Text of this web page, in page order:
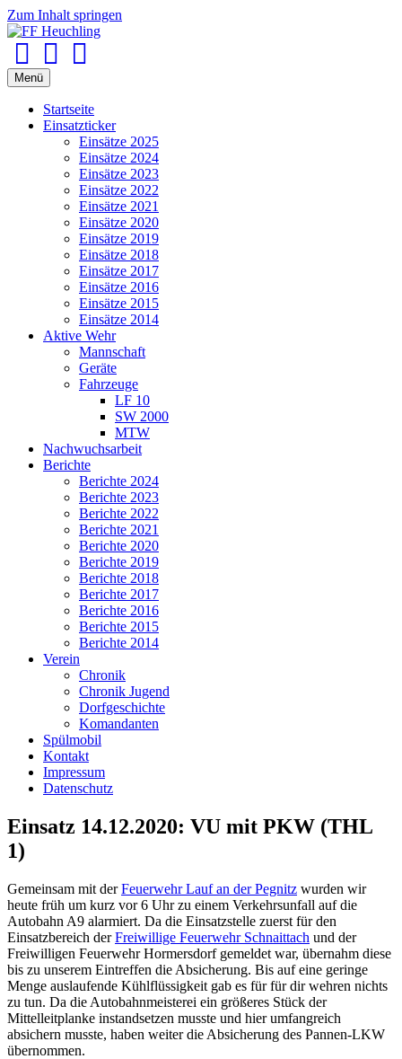
Zum Inhalt springen
Menü
Startseite
Einsatzticker
Einsätze 2025
Einsätze 2024
Einsätze 2023
Einsätze 2022
Einsätze 2021
Einsätze 2020
Einsätze 2019
Einsätze 2018
Einsätze 2017
Einsätze 2016
Einsätze 2015
Einsätze 2014
Aktive Wehr
Mannschaft
Geräte
Fahrzeuge
LF 10
SW 2000
MTW
Nachwuchsarbeit
Berichte
Berichte 2024
Berichte 2023
Berichte 2022
Berichte 2021
Berichte 2020
Berichte 2019
Berichte 2018
Berichte 2017
Berichte 2016
Berichte 2015
Berichte 2014
Verein
Chronik
Chronik Jugend
Dorfgeschichte
Komandanten
Spülmobil
Kontakt
Impressum
Datenschutz
Einsatz 14.12.2020: VU mit PKW (THL
1)
Gemeinsam mit derFeuerwehr Lauf an der Pegnitz wurden wir
heute früh um kurz vor 6 Uhr zu einem Verkehrsunfall auf die
Autobahn A9 alarmiert. Da die Einsatzstelle zuerst für den
Einsatzbereich derFreiwillige Feuerwehr Schnaittach und der
Freiwilligen Feuerwehr Hormersdorf gemeldet war, übernahm diese
bis zu unserem Eintreffen die Absicherung. Bis auf eine geringe
Menge auslaufende Kühlflüssigkeit gab es für für dir wehren nichts
zu tun. Da die Autobahnmeisterei ein größeres Stück der
Mittelleitplanke instandsetzen musste und hier umfangreich
absichern musste, haben weiter die Absicherung des Pannen-LKW
übernommen.